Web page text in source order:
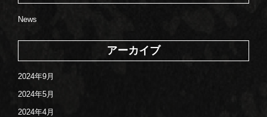
News
アーカイブ
2024年9月
2024年5月
2024年4月